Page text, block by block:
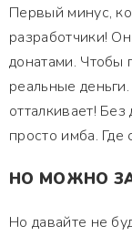
Первый минус,
разработчики!
донатами. Чтобы
реальные
отталкивает!
просто имба. Где
НО МОЖНО
Но давайте не